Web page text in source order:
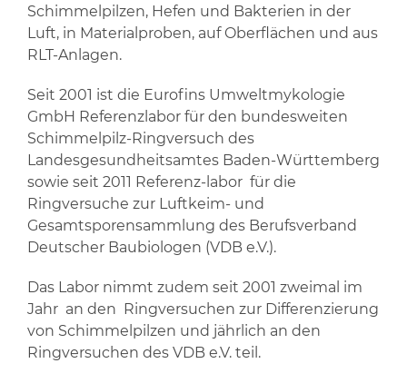
Schimmelpilzen, Hefen und Bakterien in der
Luft, in Materialproben, auf Oberflächen und aus
RLT-Anlagen.
Seit 2001 ist die Eurofins Umweltmykologie
GmbH Referenzlabor für den bundesweiten
Schimmelpilz-Ringversuch des
Landesgesundheitsamtes Baden-Württemberg
sowie seit 2011 Referenz-labor für die
Ringversuche zur Luftkeim- und
Gesamtsporensammlung des Berufsverband
Deutscher Baubiologen (VDB e.V.).
Das Labor nimmt zudem seit 2001 zweimal im
Jahr an den Ringversuchen zur Differenzierung
von Schimmelpilzen und jährlich an den
Ringversuchen des VDB e.V. teil.